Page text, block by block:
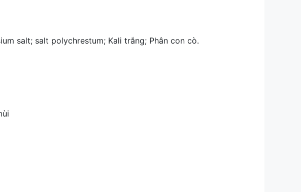
salt; salt polychrestum; Kali trắng; Phân con cò.